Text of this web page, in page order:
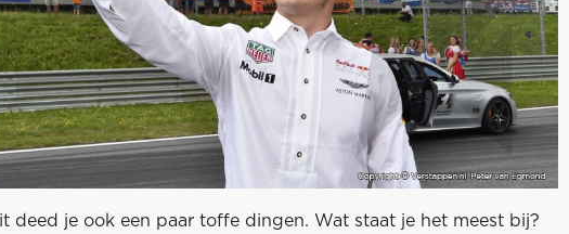
deed je ook een paar toffe dingen. Wat staat je het meest bij?